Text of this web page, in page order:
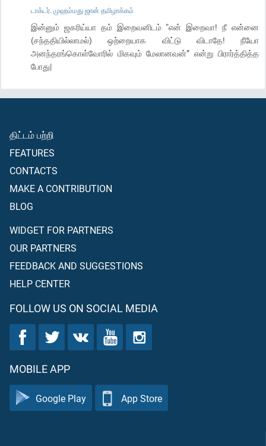
டாக்டர். முஹம்மது ஜான் தமிழாக்கம்
இன்னும் ஜகரிய்யா தம் இறைவனிடம் “என் இறைவா! நீ என்னை
(சந்ததியில்லாமல்) ஒற்றையாக விட்டு விடாதே! நீயோ
அனந்தரங்கொள்வோரில் மிகவும் மேலானவன்” என்று பிரார்த்தித்த
போது|
திட்டம் பற்றி
FEATURES
CONTACTS
MAKE A CONTRIBUTION
BLOG
WIDGET FOR PARTNERS
OUR PARTNERS
FEEDBACK AND SUGGESTIONS
HELP CENTER
FOLLOW US ON SOCIAL MEDIA
MOBILE APP
Google Play App Store